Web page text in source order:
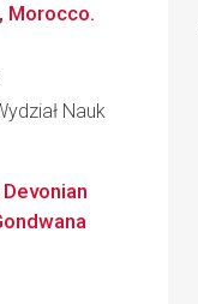
Morocco.
Nauk